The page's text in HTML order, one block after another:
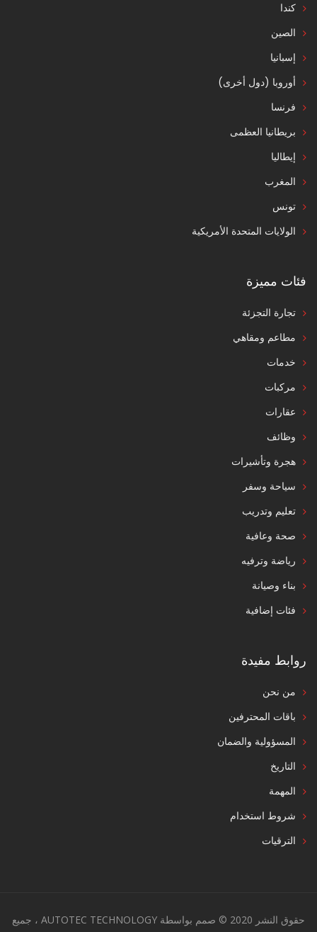
كندا
الصين
إسبانيا
أوروبا (دول أخرى)
فرنسا
بريطانيا العظمى
إيطاليا
المغرب
تونس
الولايات المتحدة الأمريكية
فئات مميزة
تجارة التجزئة
مطاعم ومقاهي
خدمات
مركبات
عقارات
وظائف
هجرة وتأشيرات
سياحة وسفر
تعليم وتدريب
صحة وعافية
رياضة وترفيه
بناء وصيانة
فئات إضافية
روابط مفيدة
من نحن
باقات المحترفين
المسؤولية والضمان
التاريخ
المهمة
شروط استخدام
الترقيات
حقوق النشر 2020 © صمم بواسطة AUTOTEC TECHNOLOGY ، جميع